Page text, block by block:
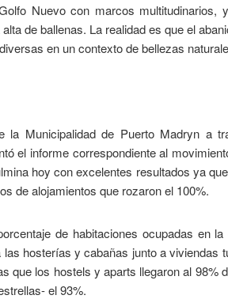
Nuevo con marcos multitudinarios,
de ballenas. La realidad es que el
en un contexto de bellezas
la Municipalidad de Puerto Madryn a
el informe correspondiente al
hoy con excelentes resultados ya
de alojamientos que rozaron el 100%.
de habitaciones ocupadas en
las hosterías y cabañas junto a
que los hostels y aparts llegaron al 98%
el 93%.